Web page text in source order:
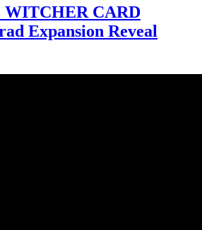
CARD
Expansion Reveal